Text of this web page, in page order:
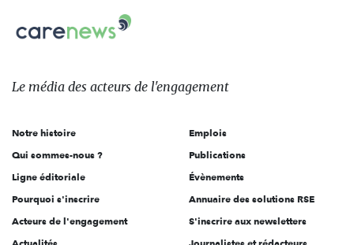
sur:
Carenews,
Le
des
l'engagement
Le média des acteurs de l'engagement
Notre histoire
Qui sommes-nous ?
Ligne éditoriale
Pourquoi s'inscrire
Acteurs de l'engagement
Emplois
Publications
Évènements
Annuaire des solutions RSE
S'inscrire aux newsletters